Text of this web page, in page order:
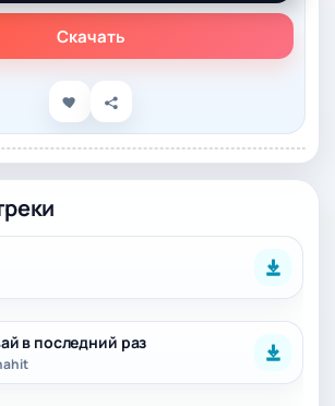
Скачать
в последний раз